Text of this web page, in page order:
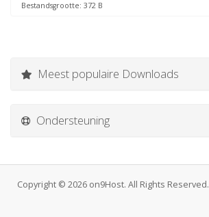
Bestandsgrootte: 372 B
Meest populaire Downloads
Ondersteuning
Copyright © 2026 on9Host. All Rights Reserved.